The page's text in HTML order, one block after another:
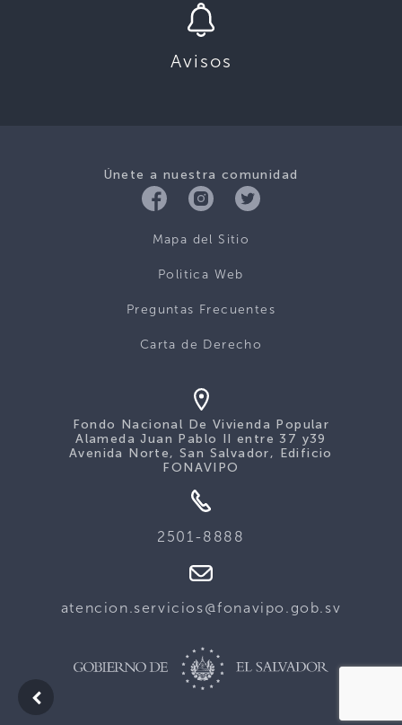
Avisos
Únete a nuestra comunidad
Mapa del Sitio
Politica Web
Preguntas Frecuentes
Carta de Derecho
Fondo Nacional De Vivienda Popular
Alameda Juan Pablo II entre 37 y39
Avenida Norte, San Salvador, Edificio
FONAVIPO
2501-8888
atencion.servicios@fonavipo.gob.sv